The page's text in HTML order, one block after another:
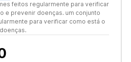
feitos regularmente para verificar
e prevenir doenças. um conjunto
para verificar como está o